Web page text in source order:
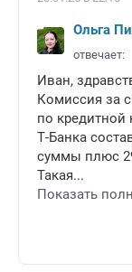
Ольга
отвечает:
Иван,
Комиссия за
по кредитной
Т-Банка
суммы плюс
Такая...
Показать